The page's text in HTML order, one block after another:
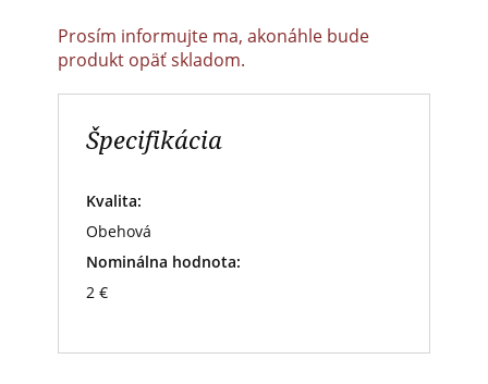
Prosím informujte ma, akonáhle bude
produkt opäť skladom.
Špecifikácia
Kvalita:
Obehová
Nominálna hodnota:
2 €